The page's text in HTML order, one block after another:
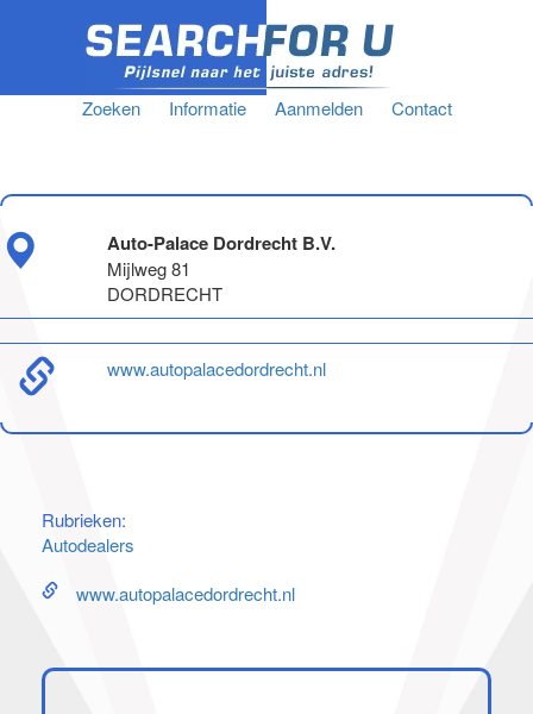
Zoeken Informatie Aanmelden Contact
Auto-Palace Dordrecht B.V.
Mijlweg 81
DORDRECHT
www.autopalacedordrecht.nl
Rubrieken:
Autodealers
www.autopalacedordrecht.nl